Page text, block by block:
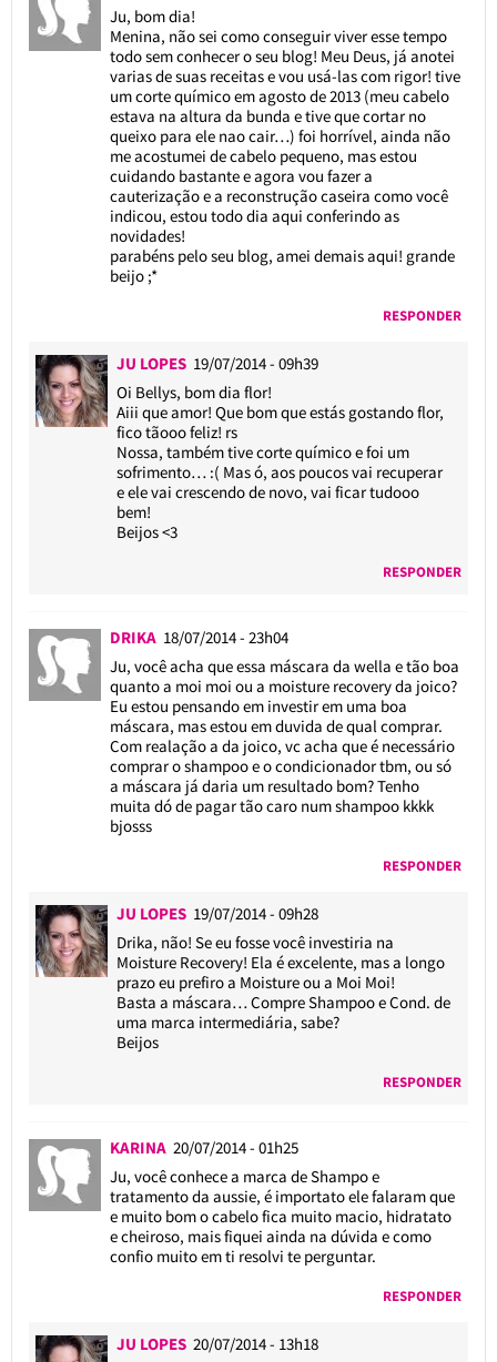
Ju, bom dia!
Menina, não sei como conseguir viver esse tempo
todo sem conhecer o seu blog! Meu Deus, já anotei
varias de suas receitas e vou usá-las com rigor! tive
um corte químico em agosto de 2013 (meu cabelo
estava na altura da bunda e tive que cortar no
queixo para ele nao cair…) foi horrível, ainda não
me acostumei de cabelo pequeno, mas estou
cuidando bastante e agora vou fazer a
cauterização e a reconstrução caseira como você
indicou, estou todo dia aqui conferindo as
novidades!
parabéns pelo seu blog, amei demais aqui! grande
beijo ;*
RESPONDER
JU LOPES 19/07/2014 - 09h39
Oi Bellys, bom dia flor!
Aiii que amor! Que bom que estás gostando flor,
fico tãooo feliz! rs
Nossa, também tive corte químico e foi um
sofrimento… :( Mas ó, aos poucos vai recuperar
e ele vai crescendo de novo, vai ficar tudooo
bem!
Beijos <3
RESPONDER
DRIKA 18/07/2014 - 23h04
Ju, você acha que essa máscara da wella e tão boa
quanto a moi moi ou a moisture recovery da joico?
Eu estou pensando em investir em uma boa
máscara, mas estou em duvida de qual comprar.
Com realação a da joico, vc acha que é necessário
comprar o shampoo e o condicionador tbm, ou só
a máscara já daria um resultado bom? Tenho
muita dó de pagar tão caro num shampoo kkkk
bjosss
RESPONDER
JU LOPES 19/07/2014 - 09h28
Drika, não! Se eu fosse você investiria na
Moisture Recovery! Ela é excelente, mas a longo
prazo eu prefiro a Moisture ou a Moi Moi!
Basta a máscara… Compre Shampoo e Cond. de
uma marca intermediária, sabe?
Beijos
RESPONDER
KARINA 20/07/2014 - 01h25
Ju, você conhece a marca de Shampo e
tratamento da aussie, é importato ele falaram que
e muito bom o cabelo fica muito macio, hidratato
e cheiroso, mais fiquei ainda na dúvida e como
confio muito em ti resolvi te perguntar.
RESPONDER
JU LOPES 20/07/2014 - 13h18